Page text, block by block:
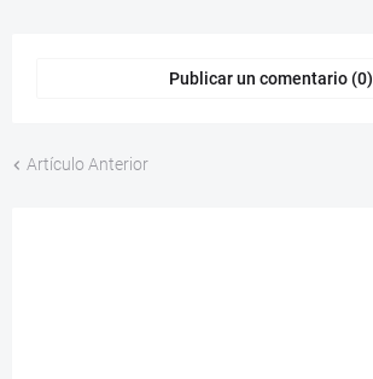
Publicar un comentario (0)
Artículo Anterior